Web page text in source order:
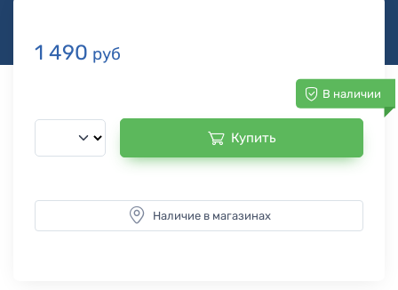
1 490 руб
В наличии
Купить
Наличие в магазинах